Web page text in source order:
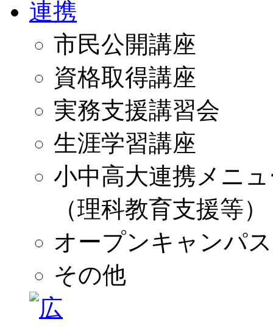
市民公開講座
資格取得講座
実務支援講習会
生涯学習講座
小中高大連携メニ
（理科教育支援等）
オープンキャンパス
その他